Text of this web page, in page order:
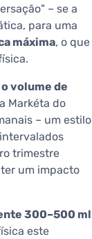
– se a
para uma
máxima, o que
volume de
Markéta do
– um estilo
trimestre
um impacto
300–500 ml
este